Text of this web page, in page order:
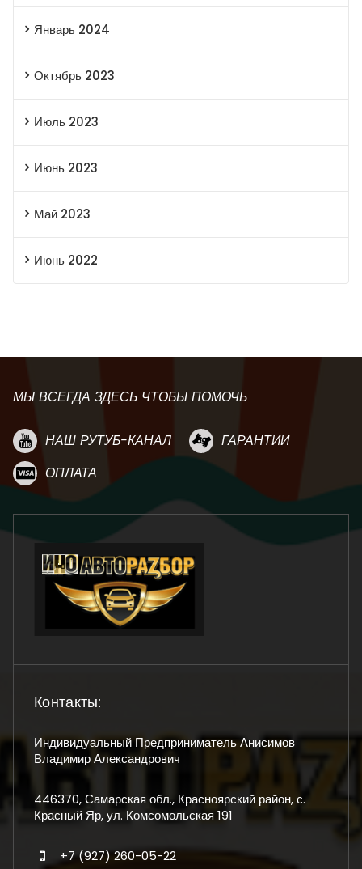
Январь 2024
Октябрь 2023
Июль 2023
Июнь 2023
Май 2023
Июнь 2022
МЫ ВСЕГДА ЗДЕСЬ ЧТОБЫ ПОМОЧЬ
НАШ РУТУБ-КАНАЛ
ГАРАНТИИ
ОПЛАТА
Контакты:
Индивидуальный Предприниматель Анисимов
Владимир Александрович
446370, Самарская обл., Красноярский район, с.
Красный Яр, ул. Комсомольская 191
+7 (927) 260-05-22